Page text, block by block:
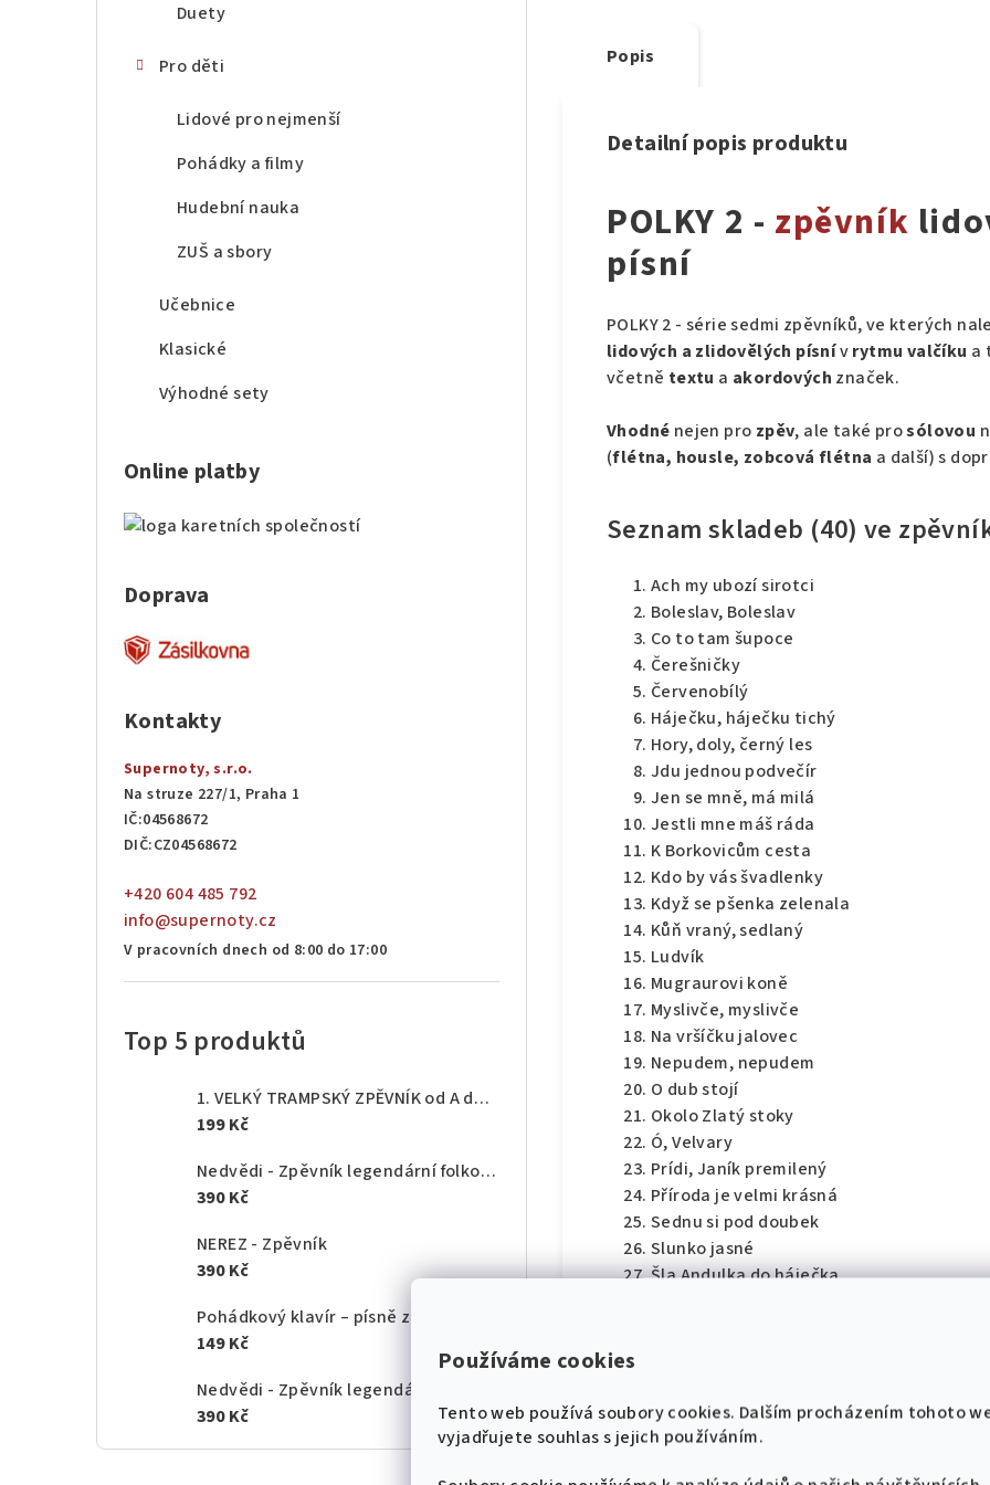
Používáme cookies
Tento web používá soubory cookies. Dalším procházením tohoto
vyjadřujete souhlas s jejich používáním.
Duety
Pro děti
Lidové pro nejmenší
Pohádky a filmy
Hudební nauka
ZUŠ a sbory
Učebnice
Klasické
Výhodné sety
Online platby
Doprava
Kontakty
Supernoty, s.r.o.
Na struze 227/1, Praha 1
IČ:04568672
DIČ:CZ04568672
+420 604 485 792
info@supernoty.cz
V pracovních dnech od 8:00 do 17:00
Top 5 produktů
1. VELKÝ TRAMPSKÝ ZPĚVNÍK od A do Z - texty akordy
199 Kč
Nedvědi - Zpěvník legendární folkové rodiny - 1.díl
390 Kč
NEREZ - Zpěvník
390 Kč
149 Kč
390 Kč
Popis
Detailní popis produktu
POLKY 2 - zpěvník
písní
POLKY 2 - série sedmi zpěvníků, ve kterých
lidových a zlidovělých písnívrytmu valčíku a
včetně textu a akordových značek.
Vhodné nejen pro zpěv, ale také prosólovou
(flétna, housle, zobcová flétna a další) s
Seznam skladeb (40) ve
Ach my ubozí sirotci
Boleslav, Boleslav
Co to tam šupoce
Čerešničky
Červenobílý
Háječku, háječku tichý
Hory, doly, černý les
Jdu jednou podvečír
Jen se mně, má milá
Jestli mne máš ráda
K Borkovicům cesta
Kdo by vás švadlenky
Když se pšenka zelenala
Kůň vraný, sedlaný
Ludvík
Mugraurovi koně
Myslivče, myslivče
Na vršíčku jalovec
Nepudem, nepudem
O dub stojí
Okolo Zlatý stoky
Ó, Velvary
Prídi, Janík premilený
Příroda je velmi krásná
Sednu si pod doubek
Slunko jasné
Šla Andulka do háječka
Ti naši mládenci
Tou píseckou branou